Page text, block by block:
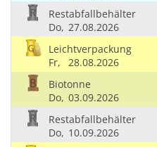
Restabfallbehälter
Do, 27.08.2026
Leichtverpackung
Fr,
28.08.2026
Biotonne
Do, 03.09.2026
Restabfallbehälter
Do, 10.09.2026